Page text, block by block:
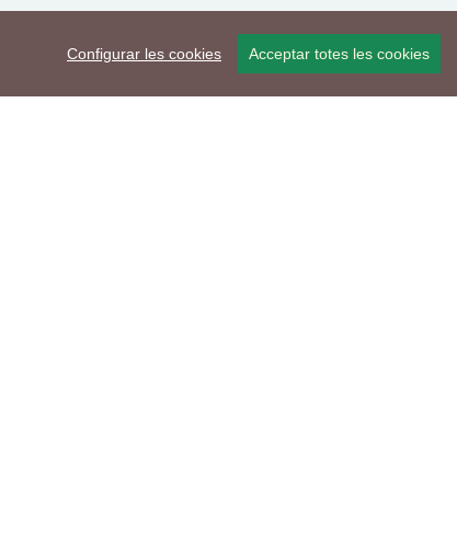
Configurar les cookies Acceptar totes les cookies